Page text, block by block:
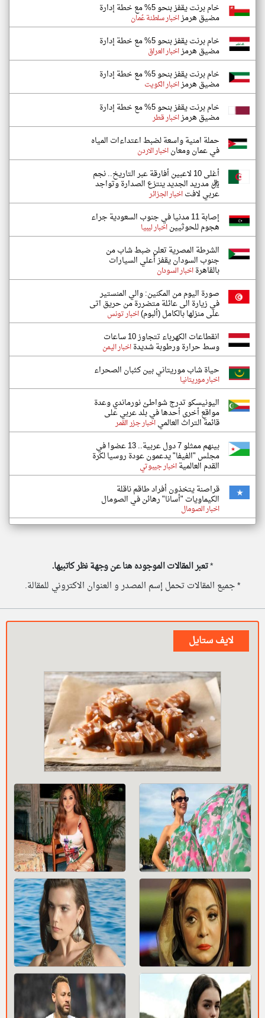
خام برنت يقفز بنحو 5% مع خطة إدارة
مضيق هرمزاخبار سلطنة عُمان
خام برنت يقفز بنحو 5% مع خطة إدارة
مضيق هرمزاخبار العراق
خام برنت يقفز بنحو 5% مع خطة إدارة
مضيق هرمزاخبار الكويت
خام برنت يقفز بنحو 5% مع خطة إدارة
مضيق هرمزاخبار قطر
حملة امنية واسعة لضبط اعتداءات المياه
في عمان ومعاناخبار الاردن
أغلى 10 لاعبين أفارقة عبر التاريخ.. نجم
ريال مدريد الجديد ينتزع الصدارة وتواجد
عربي لافتاخبار الجزائر
إصابة 11 مدنيا في جنوب السعودية جراء
هجوم للحوثييناخبار ليبيا
الشرطة المصرية تعلن ضبط شاب من
جنوب السودان يقفز أعلي السيارات
بالقاهرةاخبار السودان
صورة اليوم من المكنين: والي المنستير
في زيارة الى عائلة متضررة من حريق اتى
على منزلها بالكامل (ألبوم)اخبار تونس
انقطاعات الكهرباء تتجاوز 10 ساعات
وسط حرارة ورطوبة شديدةاخبار اليمن
حياة شاب موريتاني بين كثبان الصحراء
اخبار موريتانيا
اليونيسكو تدرج شواطئ نورماندي وعدة
مواقع أخرى أحدها في بلد عربي على
قائمة التراث العالمياخبار جزر القمر
بينهم ممثلو 7 دول عربية.. 13 عضوا في
مجلس "الفيفا" يدعمون عودة روسيا لكرة
القدم العالميةاخبار جيبوتي
قراصنة يتخذون أفراد طاقم ناقلة
الكيماويات "أسانا" رهائن في الصومال
اخبار الصومال
*تعبر المقالات الموجوده هنا عن وجهة نظر كاتبيها.
* جميع المقالات تحمل إسم المصدر و العنوان الاكتروني للمقالة.
لايف ستايل